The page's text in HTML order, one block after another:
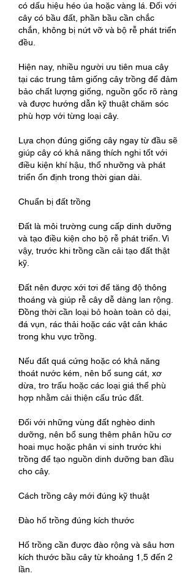
có dấu hiệu héo úa hoặc vàng lá. Đối với
cây có bầu đất, phần bầu cần chắc
chắn, không bị nứt vỡ và bộ rễ phát triển
đều.
Hiện nay, nhiều người ưu tiên mua cây
tại các trung tâm giống cây trồng để đảm
bảo chất lượng giống, nguồn gốc rõ ràng
và được hướng dẫn kỹ thuật chăm sóc
phù hợp với từng loại cây.
Lựa chọn đúng giống cây ngay từ đầu sẽ
giúp cây có khả năng thích nghi tốt với
điều kiện khí hậu, thổ nhưỡng và phát
triển ổn định trong thời gian dài.
Chuẩn bị đất trồng
Đất là môi trường cung cấp dinh dưỡng
và tạo điều kiện cho bộ rễ phát triển. Vì
vậy, trước khi trồng cần cải tạo đất thật
kỹ.
Đất nên được xới tơi để tăng độ thông
thoáng và giúp rễ cây dễ dàng lan rộng.
Đồng thời cần loại bỏ hoàn toàn cỏ dại,
đá vụn, rác thải hoặc các vật cản khác
trong khu vực trồng.
Nếu đất quá cứng hoặc có khả năng
thoát nước kém, nên bổ sung cát, xơ
dừa, tro trấu hoặc các loại giá thể phù
hợp nhằm cải thiện cấu trúc đất.
Đối với những vùng đất nghèo dinh
dưỡng, nên bổ sung thêm phân hữu cơ
hoai mục hoặc phân vi sinh trước khi
trồng để tạo nguồn dinh dưỡng ban đầu
cho cây.
Cách trồng cây mới đúng kỹ thuật
Đào hố trồng đúng kích thước
Hố trồng cần được đào rộng và sâu hơn
kích thước bầu cây từ khoảng 1,5 đến 2
lần.